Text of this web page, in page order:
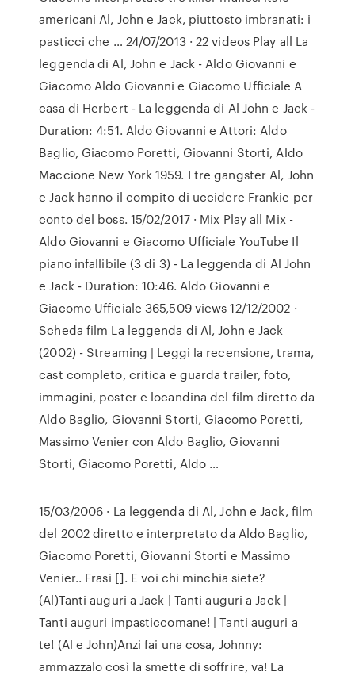
americani Al, John e Jack, piuttosto imbranati: i
pasticci che … 24/07/2013 · 22 videos Play all La
leggenda di Al, John e Jack - Aldo Giovanni e
Giacomo Aldo Giovanni e Giacomo Ufficiale A
casa di Herbert - La leggenda di Al John e Jack -
Duration: 4:51. Aldo Giovanni e Attori: Aldo
Baglio, Giacomo Poretti, Giovanni Storti, Aldo
Maccione New York 1959. I tre gangster Al, John
e Jack hanno il compito di uccidere Frankie per
conto del boss. 15/02/2017 · Mix Play all Mix -
Aldo Giovanni e Giacomo Ufficiale YouTube Il
piano infallibile (3 di 3) - La leggenda di Al John
e Jack - Duration: 10:46. Aldo Giovanni e
Giacomo Ufficiale 365,509 views 12/12/2002 ·
Scheda film La leggenda di Al, John e Jack
(2002) - Streaming | Leggi la recensione, trama,
cast completo, critica e guarda trailer, foto,
immagini, poster e locandina del film diretto da
Aldo Baglio, Giovanni Storti, Giacomo Poretti,
Massimo Venier con Aldo Baglio, Giovanni
Storti, Giacomo Poretti, Aldo …
15/03/2006 · La leggenda di Al, John e Jack, film
del 2002 diretto e interpretato da Aldo Baglio,
Giacomo Poretti, Giovanni Storti e Massimo
Venier.. Frasi []. E voi chi minchia siete?
(Al)Tanti auguri a Jack | Tanti auguri a Jack |
Tanti auguri impasticcomane! | Tanti auguri a
te! (Al e John)Anzi fai una cosa, Johnny:
ammazzalo così la smette di soffrire, va! La